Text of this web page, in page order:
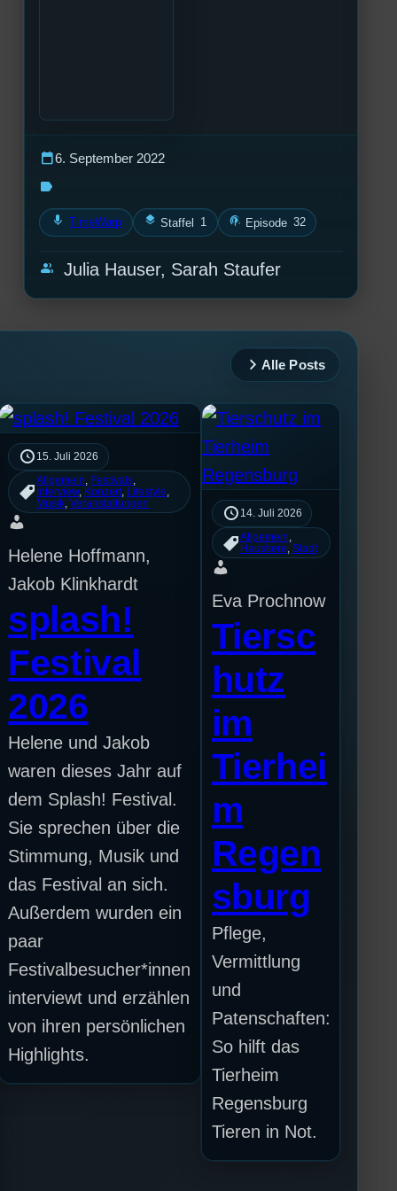
calendar_today6. September 2022
label
mic TimeWarp layers Staffel 1 podcasts Episode 32
group Julia Hauser, Sarah Staufer
Alle Posts
15. Juli 2026
Allgemein Festivals
Interview, Konzert Lifestyle
Musik , Veranstaltungen
Helene Hoffmann,
Jakob Klinkhardt
splash!
Festival
2026
Helene und Jakob
waren dieses Jahr auf
dem Splash! Festival.
Sie sprechen über die
Stimmung, Musik und
das Festival an sich.
Außerdem wurden ein
paar
Festivalbesucher*innen
interviewt und erzählen
von ihren persönlichen
Highlights.
14. Juli 2026
Allgemein
Haustiere Stadt
Eva Prochnow
Tiersc
hutz
im
Tierhei
m
Regen
sburg
Pflege,
Vermittlung
und
Patenschaften:
So hilft das
Tierheim
Regensburg
Tieren in Not.